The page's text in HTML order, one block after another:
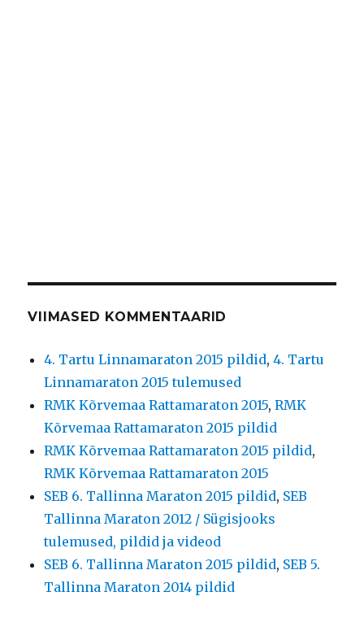
VIIMASED KOMMENTAARID
4. Tartu Linnamaraton 2015 pildid,4. Tartu
Linnamaraton 2015 tulemused
RMK Kõrvemaa Rattamaraton 2015,RMK
Kõrvemaa Rattamaraton 2015 pildid
RMK Kõrvemaa Rattamaraton 2015 pildid,
RMK Kõrvemaa Rattamaraton 2015
SEB 6. Tallinna Maraton 2015 pildid, SEB
Tallinna Maraton 2012 / Sügisjooks
tulemused, pildid ja videod
SEB 6. Tallinna Maraton 2015 pildid, SEB 5.
Tallinna Maraton 2014 pildid